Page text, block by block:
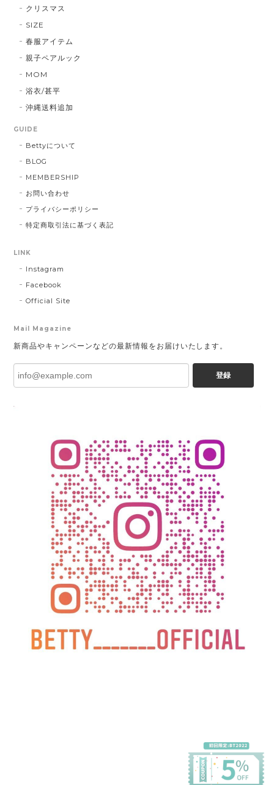
クリスマス
SIZE
春服アイテム
親子ペアルック
MOM
浴衣/甚平
沖縄送料追加
GUIDE
Bettyについて
BLOG
MEMBERSHIP
お問い合わせ
プライバシーポリシー
特定商取引法に基づく表記
LINK
Instagram
Facebook
Official Site
Mail Magazine
新商品やキャンペーンなどの最新情報をお届けいたします。
登録